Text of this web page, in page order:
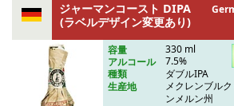
ジャーマンコースト DIPA
(ラベルデザイン変更あり)
容量
330 ml
アルコール
7.5%
種類
ダブルIPA
生産地
メクレンブル
ンメルン州